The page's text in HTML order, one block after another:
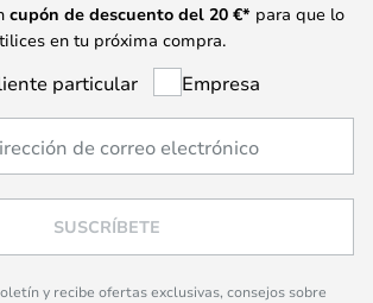
cupón de descuento del 20 €* para que lo
en tu próxima compra.
particular Empresa
SUSCRÍBETE
y recibe ofertas exclusivas, consejos sobre